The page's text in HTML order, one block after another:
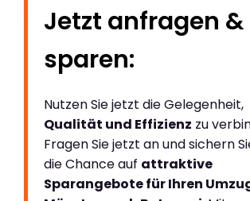
Jetzt anfragen &
sparen:
Nutzen Sie jetzt die Gelegenheit,
Qualität und Effizienz zu
Fragen Sie jetzt an und sichern
die Chance auf attraktive
Sparangebote für Ihren